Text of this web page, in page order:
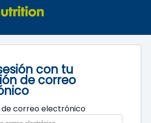
con tu
de correo
de correo electrónico